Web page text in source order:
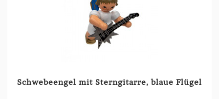
Schwebeengel mit Sterngitarre, blaue Flügel